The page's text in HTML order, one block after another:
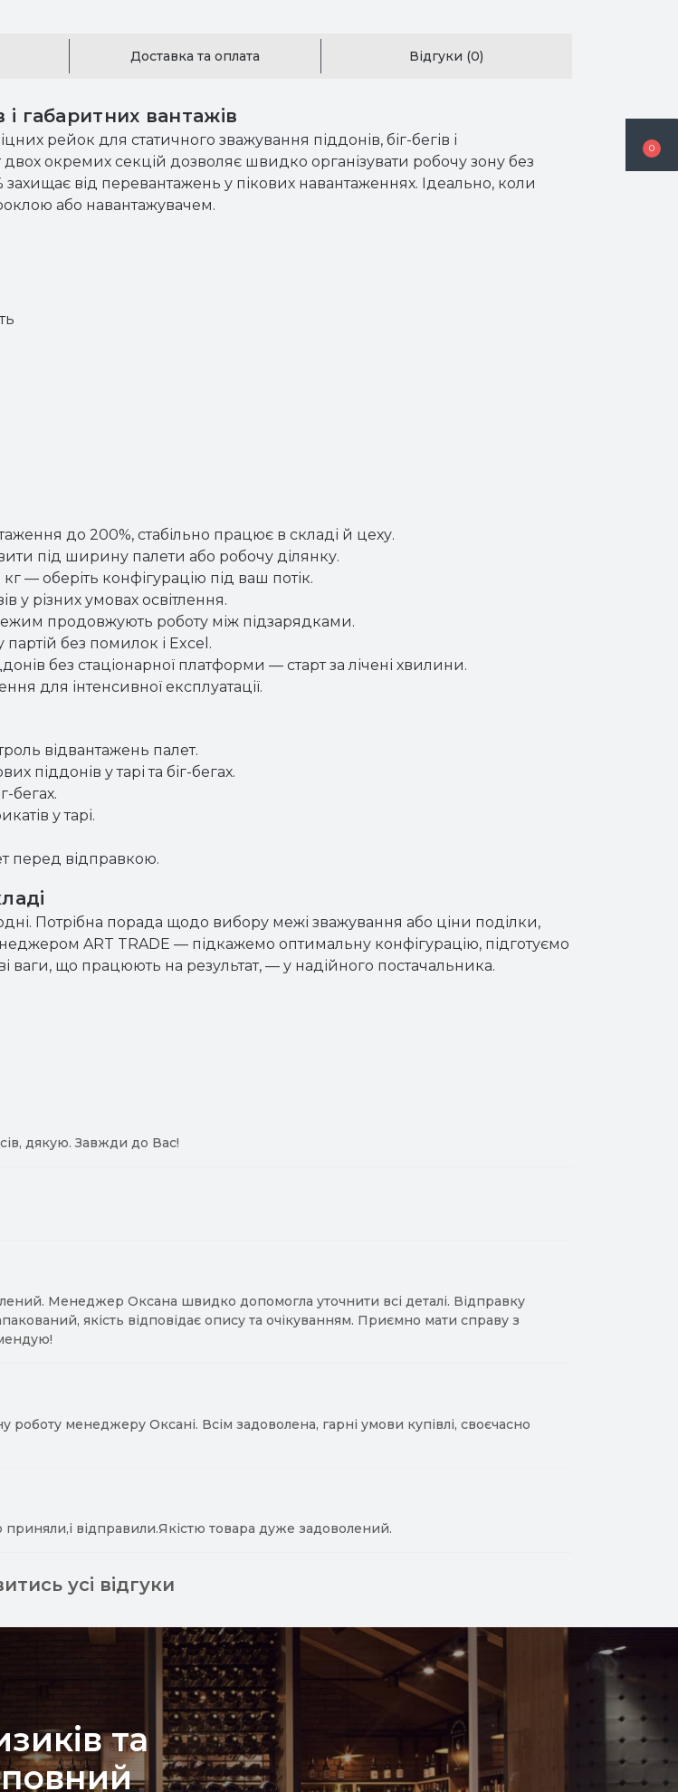
0
Доставка та оплата Відгуки (0)
габаритних вантажів
рейок для статичного зважування піддонів, біг-бегів і
окремих секцій дозволяє швидко організувати робочу зону без
від перевантажень у пікових навантаженнях. Ідеально, коли
або навантажувачем.
до 200%, стабільно працює в складі й цеху.
під ширину палети або робочу ділянку.
— оберіть конфігурацію під ваш потік.
у різних умовах освітлення.
продовжують роботу між підзарядками.
без помилок і Excel.
без стаціонарної платформи — старт за лічені хвилини.
для інтенсивної експлуатації.
відвантажень палет.
піддонів у тарі та біг-бегах.
бегах.
у тарі.
перед відправкою.
Потрібна порада щодо вибору межі зважування або ціни поділки,
ART TRADE — підкажемо оптимальну конфігурацію, підготуємо
ваги, що працюють на результат, — у надійного постачальника.
дякую. Завжди до Вас!
Менеджер Оксана швидко допомогла уточнити всі деталі. Відправку
якість відповідає опису та очікуванням. Приємно мати справу з
менеджеру Оксані. Всім задоволена, гарні умови купівлі, своєчасно
відправили.Якістю товара дуже задоволений.
усі відгуки
та